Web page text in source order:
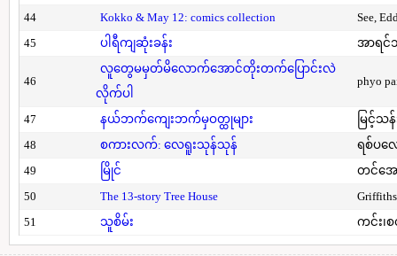
44
Kokko & May 12: comics collection
See,
45
ပါရီကျဆုံးခန်း အာရင်
46
လူတွေမမှတ်မိလောက်အောင်တိုးတက်ပြောင်းလဲ
လိုက်ပါ
phyo
47 နယ်ဘက်ကျေးဘက်မှဝတ္ထုများ
မြင့်သန်
48
စကားလက်: လေရူးသုန်သုန်
ရစ်ပလ
49
မြိုင်
တင်အေ
50
The 13-story Tree House
51
သူစိမ်း ကင်း၊